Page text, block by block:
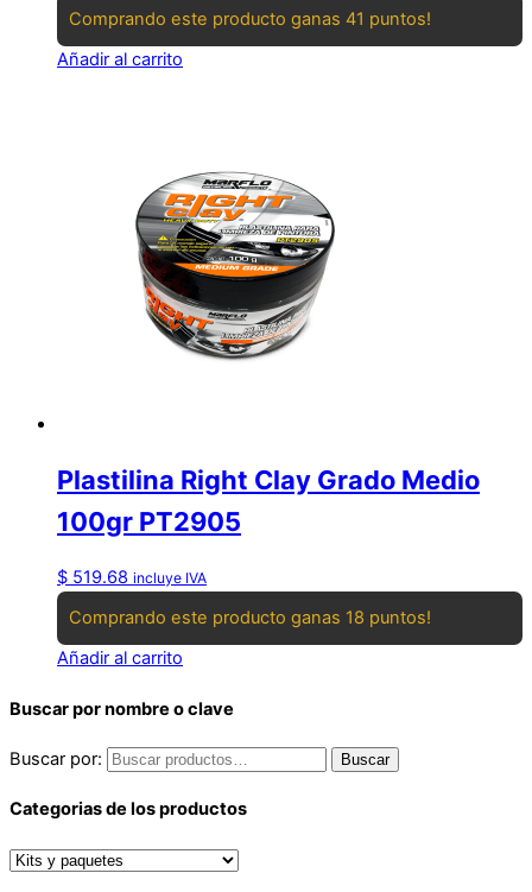
Comprando este producto ganas 41 puntos!
Añadir al carrito
Plastilina Right Clay Grado Medio
100gr PT2905
$ 519.68 incluye IVA
Comprando este producto ganas 18 puntos!
Añadir al carrito
Buscar por nombre o clave
Buscar por: Buscar
Categorias de los productos